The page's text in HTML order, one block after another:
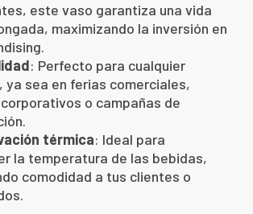
este vaso garantiza una vida
maximizando la inversión en
: Perfecto para cualquier
ya sea en ferias comerciales,
o campañas de
térmica: Ideal para
la temperatura de las bebidas,
comodidad a tus clientes o